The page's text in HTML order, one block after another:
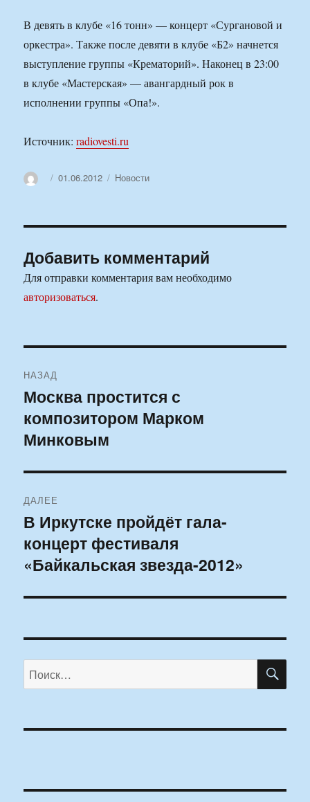
В девять в клубе «16 тонн» — концерт «Сургановой и
оркестра». Также после девяти в клубе «Б2» начнется
выступление группы «Крематорий». Наконец в 23:00
в клубе «Мастерская» — авангардный рок в
исполнении группы «Опа!».
Источник:radiovesti.ru
АвторОпубликовано
01.06.2012 Рубрики
Новости
Добавить комментарий
Для отправки комментария вам необходимо
авторизоваться.
по
записям
НАЗАД
Предыдущая
запись:
Москва простится с
композитором Марком
Минковым
ДАЛЕЕ
Следующая
запись:
В Иркутске пройдёт гала-
концерт фестиваля
«Байкальская звезда-2012»
Искать: